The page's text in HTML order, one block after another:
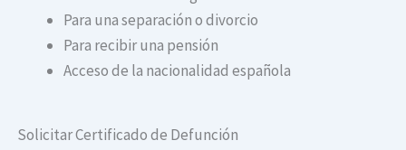
Para una separación o divorcio
Para recibir una pensión
Acceso de la nacionalidad española
Solicitar Certificado de Defunción